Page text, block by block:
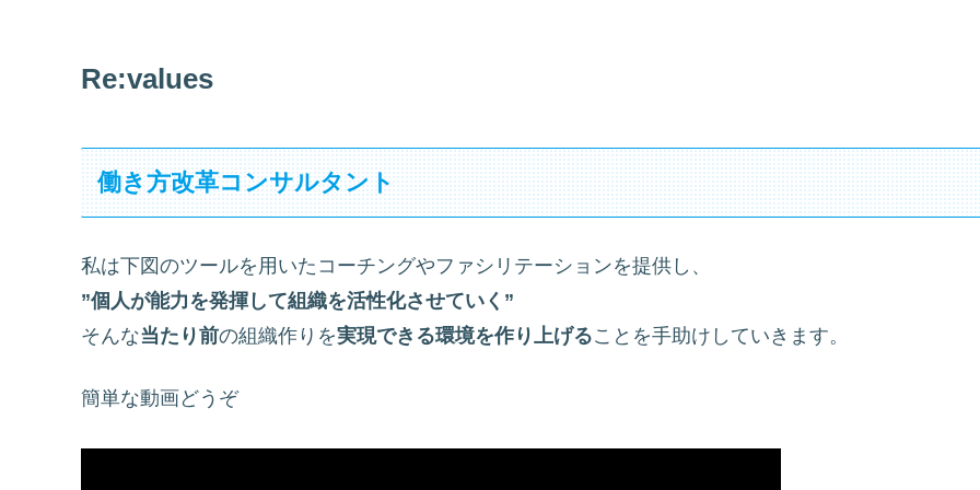
Re:values
働き方改革コンサルタント
私は下図のツールを用いたコーチングやファシリテーションを提供し、
”個人が能力を発揮して組織を活性化させていく”
そんな当たり前の組織作りを実現できる環境を作り上げることを手助けしていきます。
簡単な動画どうぞ